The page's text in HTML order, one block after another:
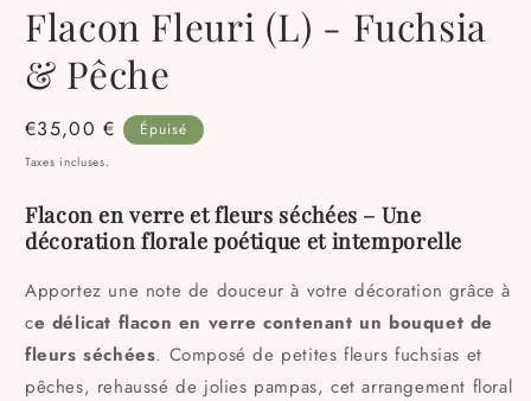
média
1
une
fenêtre
Flacon Fleuri (L) - Fuchsia
& Pêche
Prix
habituel
€35,00 € Épuisé
Taxes incluses.
Flacon en verre et fleurs séchées – Une
décoration florale poétique et intemporelle
Apportez une note de douceur à votre décoration grâce à
ce délicat flacon en verre contenant un bouquet de
fleurs séchées. Composé de petites fleurs fuchsias et
pêches, rehaussé de jolies pampas, cet arrangement floral